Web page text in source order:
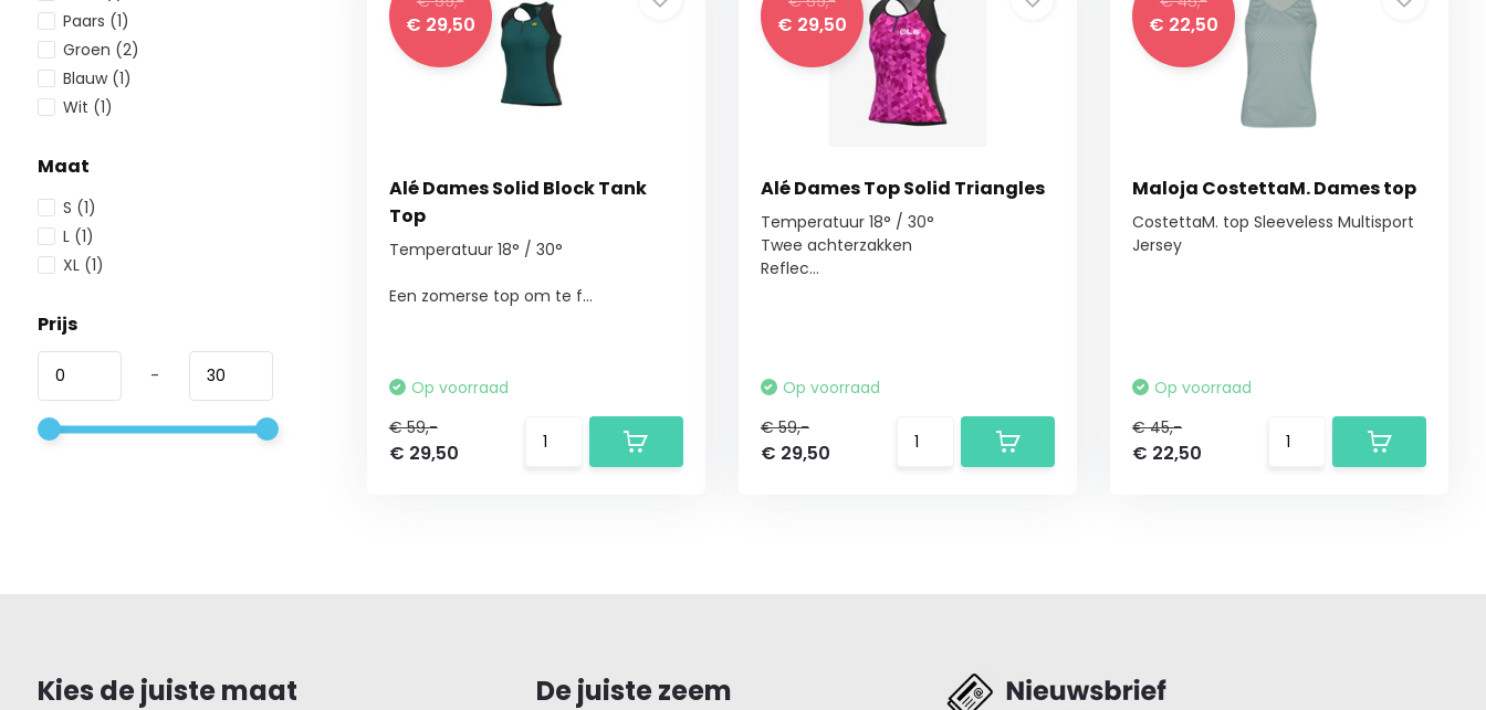
Paars (1)
Groen (2)
Blauw (1)
Wit (1)
Maat
S (1)
L (1)
XL (1)
Prijs
-
€ 29,50
Alé Dames Solid Block Tank
Top
Temperatuur 18° / 30°
Een zomerse top om te f...
Op voorraad
€ 59,-
€ 29,50
€ 29,50
Alé Dames Top Solid Triangles
Temperatuur 18° / 30°
Twee achterzakken
Reflec...
Op voorraad
€ 59,-
€ 29,50
€ 22,50
Maloja CostettaM. Dames top
CostettaM. top Sleeveless Multisport
Jersey
Op voorraad
€ 45,-
€ 22,50
Kies de juiste maat De juiste zeem